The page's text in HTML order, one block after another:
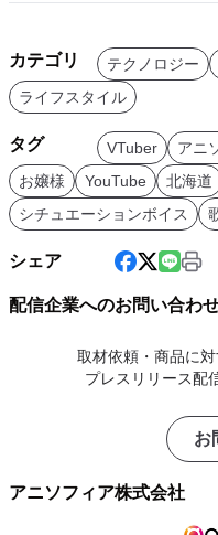
カテゴリ テクノロジー
ライフスタイル
タグ VTuber アニ
お嬢様
YouTube 北海道
シチュエーションボイス
シェア
配信企業へのお問い合わ
取材依頼・商品に対
プレスリリース配
お
アニソフィア株式会社